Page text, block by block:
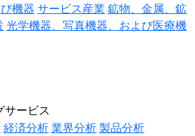
機器 サービス産業 鉱物、金属、鉱
光学機器、写真機器、および医療機
サービス
経済分析業界分析製品分析